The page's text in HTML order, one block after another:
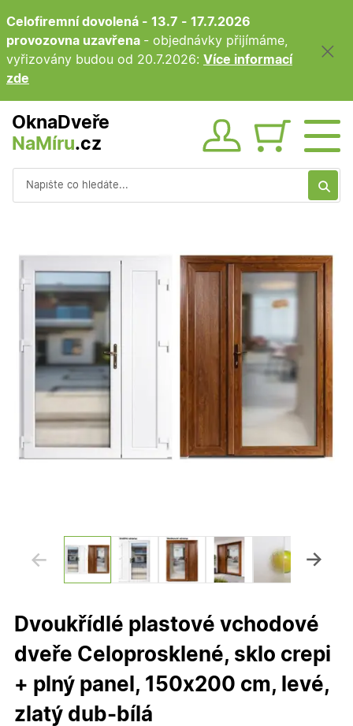
Celofiremní dovolená - 13.7 - 17.7.2026
provozovna uzavřena - objednávky přijímáme,
vyřizovány budou od 20.7.2026: Více informací
zde
OknaDveře
NaMíru.cz Obsah
Dvoukřídlé plastové vchodové
dveře Celoprosklené, sklo crepi
+ plný panel, 150x200 cm, levé,
zlatý dub-bílá